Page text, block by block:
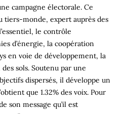
campagne électorale. Ce
tiers-monde, expert auprès des
le contrôle
d’énergie, la coopération
en voie de développement, la
sols. Soutenu par une
dispersés, il développe un
que 1.32% des voix. Pour
son message qu’il est